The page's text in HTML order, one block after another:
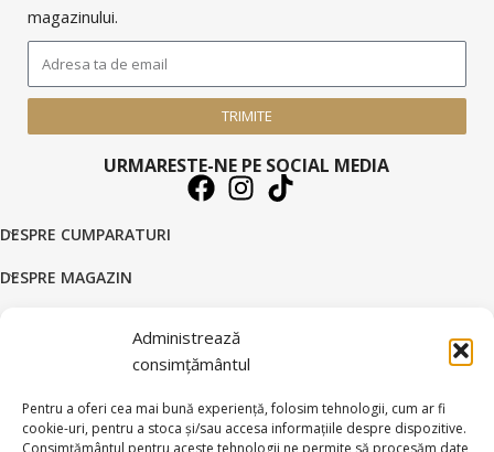
Administrează
consimțământul
Pentru a oferi cea mai bună experiență, folosim tehnologii, cum ar fi
cookie-uri, pentru a stoca și/sau accesa informațiile despre dispozitive.
Consimțământul pentru aceste tehnologii ne permite să procesăm date,
magazinului.
TRIMITE
URMARESTE-NE PE SOCIAL MEDIA
DESPRE CUMPARATURI
DESPRE MAGAZIN
© 2026 BRATARI AUR - HANDMADE GOLD SILVER S.R.L.
Toate drepturile rezervate.